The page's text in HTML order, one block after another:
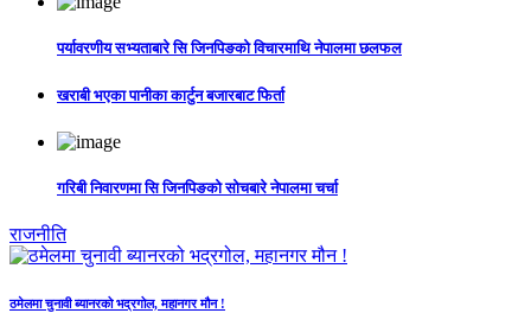
पर्यावरणीय सभ्यताबारे सि जिनपिङको विचारमाथि नेपालमा छलफल
खराबी भएका पानीका कार्टुन बजारबाट फिर्ता
गरिबी निवारणमा सि जिनपिङको सोचबारे नेपालमा चर्चा
राजनीति
ठमेलमा चुनावी ब्यानरको भद्रगोल, महानगर मौन !